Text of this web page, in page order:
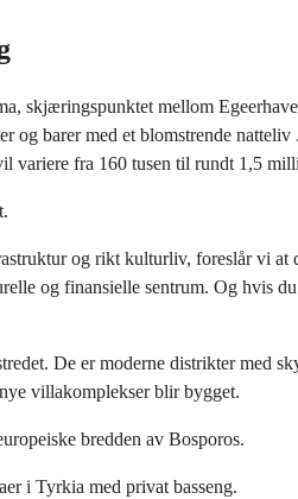
skjæringspunktet mellom
og barer med et blomstrende
variere fra 160 tusen til rundt 1,5
og rikt kulturliv, foreslår vi
og finansielle sentrum. Og hvis
De er moderne distrikter med
villakomplekser blir bygget.
bredden av Bosporos.
i Tyrkia med privat basseng.